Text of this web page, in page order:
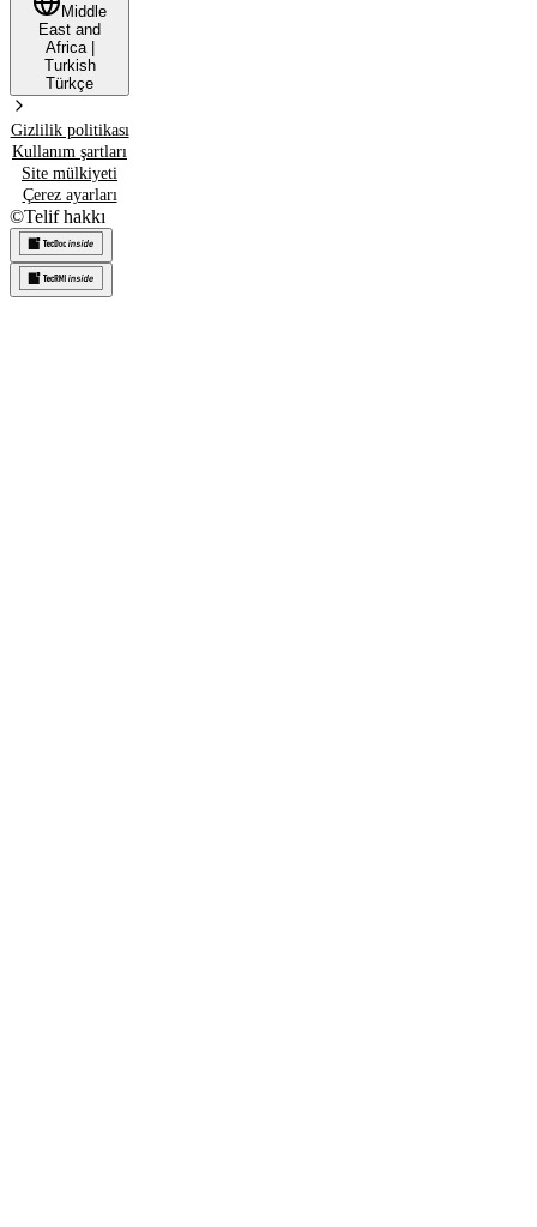
Middle
East and
Africa|
Turkish
Türkçe
Gizlilik politikası
Kullanım şartları
Site mülkiyeti
Çerez ayarları
©Telif hakkı